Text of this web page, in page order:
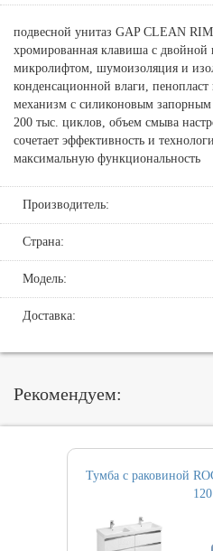
принадлежности
Гигиенические наборы
подвесной унитаз GAP CLEAN
хромированная клавиша с двойной
микролифтом, шумоизоляция и
конденсационной влаги,
механизм с силиконовым запорным
200 тыс. циклов, объем смыва
сочетает эффективность и
максимальную функциональность
Производитель:
Страна:
Модель:
Доставка:
Рекомендуем:
Тумба с раковиной
120